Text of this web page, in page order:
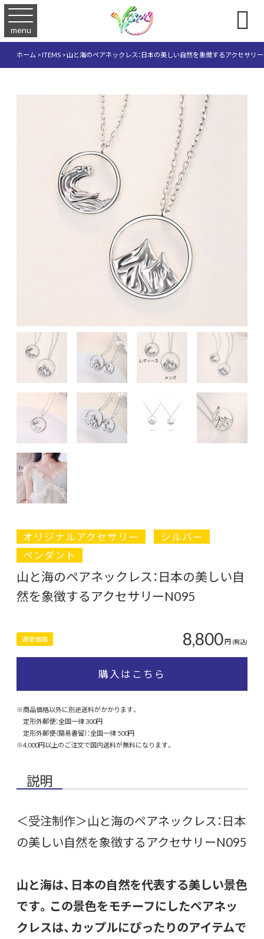
menu 
ホーム>ITEMS>山と海のペアネックレス：日本の美しい自然を象徴するアクセサリ
オリジナルアクセサリー
シルバー
ペンダント
山と海のペアネックレス：日本の美しい自
然を象徴するアクセサリーN095
通常価格 8,800円 (税込)
購入はこちら
※商品価格以外に別途送料がかかります。
定形外郵便：全国一律 300円
定形外郵便（簡易書留）：全国一律 500円
※4,000円以上のご注文で国内送料が無料になります。
説明
＜受注制作＞山と海のペアネックレス：日本
の美しい自然を象徴するアクセサリーN095
山と海は、日本の自然を代表する美しい景色
です。この景色をモチーフにしたペアネッ
クレスは、カップルにぴったりのアイテムで